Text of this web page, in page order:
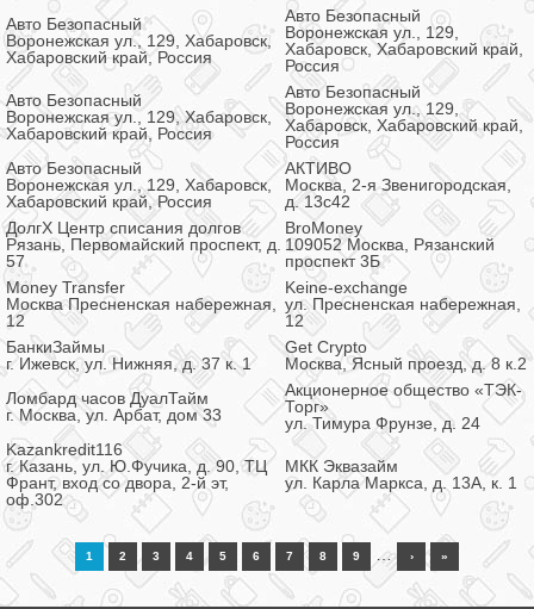
Авто Безопасный
Воронежская ул., 129, Хабаровск,
Хабаровский край, Россия
Авто Безопасный
Воронежская ул., 129,
Хабаровск, Хабаровский край,
Россия
Авто Безопасный
Воронежская ул., 129, Хабаровск,
Хабаровский край, Россия
Авто Безопасный
Воронежская ул., 129,
Хабаровск, Хабаровский край,
Россия
Авто Безопасный
Воронежская ул., 129, Хабаровск,
Хабаровский край, Россия
АКТИВО
Москва, 2-я Звенигородская,
д. 13с42
ДолгХ Центр списания долгов
Рязань, Первомайский проспект, д.
57
BroMoney
109052 Москва, Рязанский
проспект 3Б
Money Transfer
Москва Пресненская набережная,
12
Keine-exchange
ул. Пресненская набережная,
12
БанкиЗаймы
г. Ижевск, ул. Нижняя, д. 37 к. 1
Get Crypto
Москва, Ясный проезд, д. 8 к.2
Ломбард часов ДуалТайм
г. Москва, ул. Арбат, дом 33
Акционерное общество «ТЭК-
Торг»
ул. Тимура Фрунзе, д. 24
Kazankredit116
г. Казань, ул. Ю.Фучика, д. 90, ТЦ
Франт, вход со двора, 2-й эт,
оф.302
МКК Эквазайм
ул. Карла Маркса, д. 13А, к. 1
1 2 3 4 5 6 7 8 9 … › »